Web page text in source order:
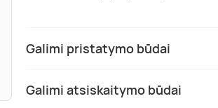
Galimi pristatymo būdai
Galimi atsiskaitymo būdai